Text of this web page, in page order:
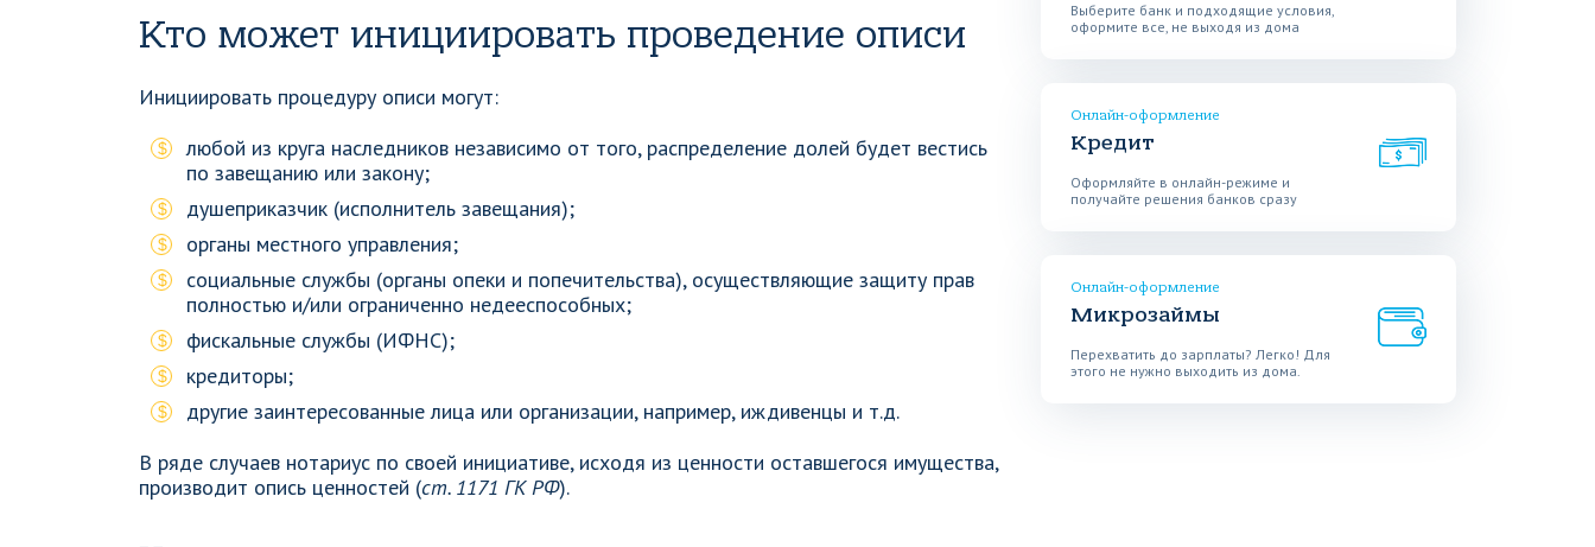
Кто может инициировать проведение описи
Инициировать процедуру описи могут:
любой из круга наследников независимо от того, распределение долей будет вестись
по завещанию или закону;
душеприказчик (исполнитель завещания);
органы местного управления;
социальные службы (органы опеки и попечительства), осуществляющие защиту прав
полностью и/или ограниченно недееспособных;
фискальные службы (ИФНС);
кредиторы;
другие заинтересованные лица или организации, например, иждивенцы и т.д.
В ряде случаев нотариус по своей инициативе, исходя из ценности оставшегося имущества,
производит опись ценностей (ст. 1171 ГК РФ).
Выберите банк и подходящие условия,
оформите все, не выходя из дома
Онлайн-оформление
Кредит
Оформляйте в онлайн-режиме и
получайте решения банков сразу
Онлайн-оформление
Микрозаймы
Перехватить до зарплаты? Легко! Для
этого не нужно выходить из дома.